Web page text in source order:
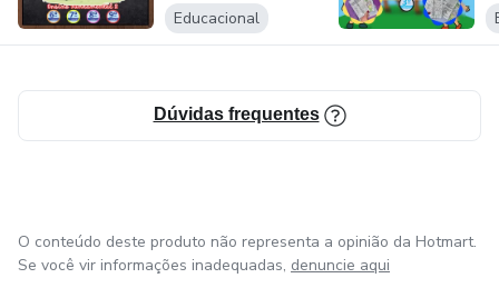
FUNDAMENTAL 2
Educacional
Dúvidas frequentes
O conteúdo deste produto não representa a opinião da Hotmart.
Se você vir informações inadequadas, denuncie aqui